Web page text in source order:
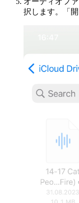
択します。「